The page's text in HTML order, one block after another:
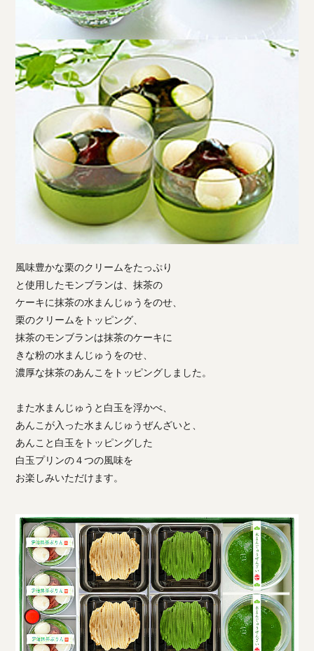
風味豊かな栗のクリームをたっぷり
と使用したモンブランは、抹茶の
ケーキに抹茶の水まんじゅうをのせ、
栗のクリームをトッピング、
抹茶のモンブランは抹茶のケーキに
きな粉の水まんじゅうをのせ、
濃厚な抹茶のあんこをトッピングしました。
また水まんじゅうと白玉を浮かべ、
あんこが入った水まんじゅうぜんざいと、
あんこと白玉をトッピングした
白玉プリンの４つの風味を
お楽しみいただけます。